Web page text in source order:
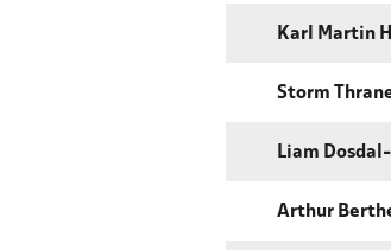
Karl Martin
Storm
Liam
Arthur